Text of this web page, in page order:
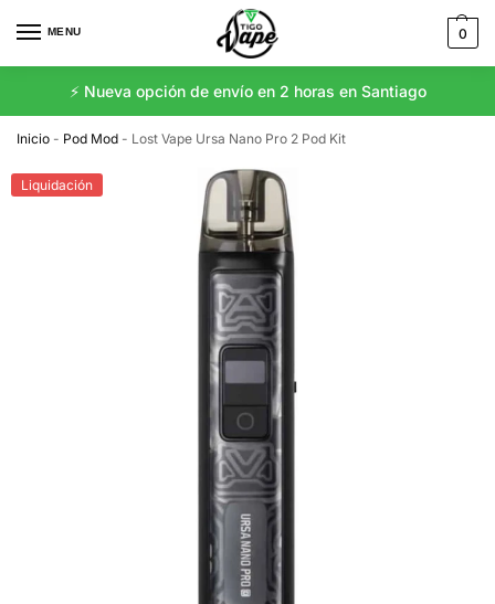
MENU 0
⚡️ Nueva opción de envío en 2 horas en Santiago
Inicio - Pod Mod - Lost Vape Ursa Nano Pro 2 Pod Kit
Liquidación